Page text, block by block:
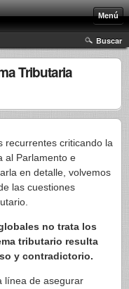
Menú
Buscar
Tributaria
recurrentes criticando la
al Parlamento e
en detalle, volvemos
las cuestiones
no trata los
tributario resulta
y contradictorio.
línea de asegurar